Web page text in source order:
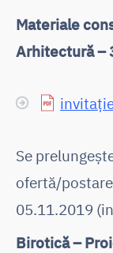
Materiale
Arhitectură –
Se
ofertă/
05.11.2019
Birotică –